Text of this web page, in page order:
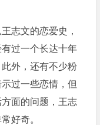
志文的恋爱史，
过一个长达十年
外，还有不少粉
过一些恋情，但
面的问题，王志
好奇。